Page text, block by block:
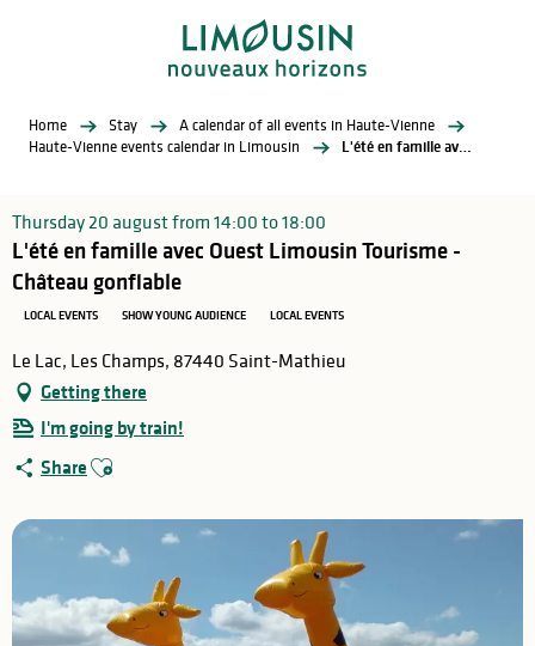
Home Stay
A calendar of all events in Haute-Vienne
Haute-Vienne events calendar in Limousin
L'été en famille avec Ouest Limousin Tourisme - Château gonflable
Thursday 20 august from 14:00 to 18:00
L'été en famille avec Ouest Limousin Tourisme -
Château gonflable
LOCAL EVENTS SHOW YOUNG AUDIENCE LOCAL EVENTS
Le Lac, Les Champs, 87440 Saint-Mathieu
Getting there
I'm going by train!
Share Ajouter aux favoris